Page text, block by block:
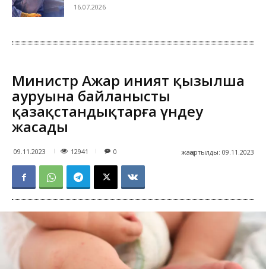
16.07.2026